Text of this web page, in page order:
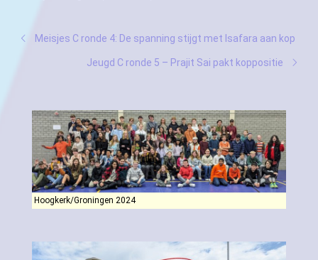
Meisjes C ronde 4: De spanning stijgt met Isafara aan kop
Jeugd C ronde 5 – Prajit Sai pakt koppositie
Hoogkerk/Groningen 2024